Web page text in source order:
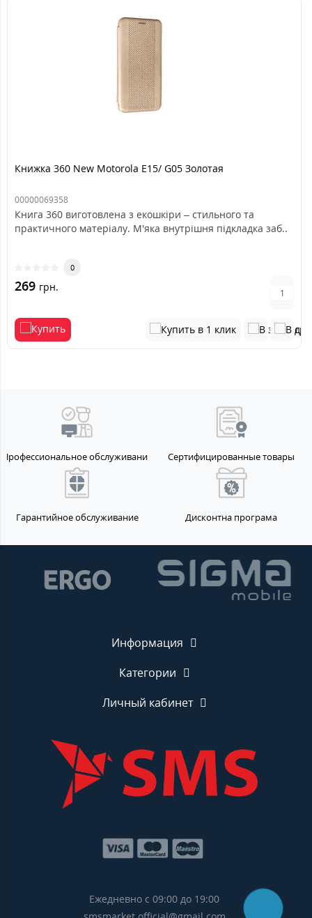
Книжка 360 New Motorola E15/ G05 Золотая
00000069358
Книга 360 виготовлена з екошкіри – стильного та
практичного матеріалу. М'яка внутрішня підкладка заб..
0
269 грн.
Профессиональное обслуживание Сертифицированные товары
Гарантийное обслуживание Дисконтна програма
Информация
Категории
Личный кабинет
Ежедневно с 09:00 до 19:00